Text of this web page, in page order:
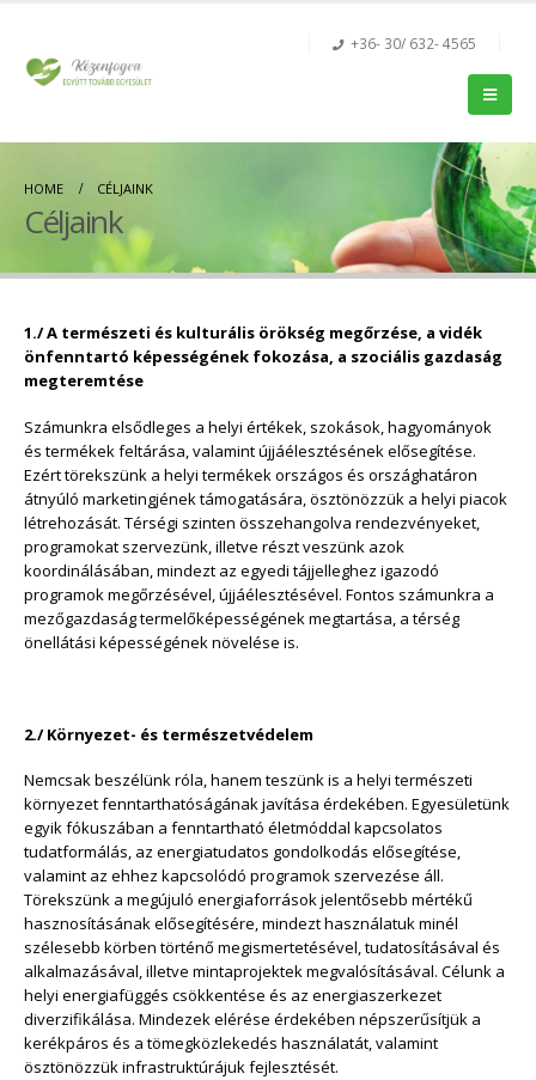
+36- 30/ 632- 4565
HOME CÉLJAINK
Céljaink
1./ A természeti és kulturális örökség megőrzése, a vidék
önfenntartó képességének fokozása, a szociális gazdaság
megteremtése
Számunkra elsődleges a helyi értékek, szokások, hagyományok
és termékek feltárása, valamint újjáélesztésének elősegítése.
Ezért törekszünk a helyi termékek országos és országhatáron
átnyúló marketingjének támogatására, ösztönözzük a helyi piacok
létrehozását. Térségi szinten összehangolva rendezvényeket,
programokat szervezünk, illetve részt veszünk azok
koordinálásában, mindezt az egyedi tájjelleghez igazodó
programok megőrzésével, újjáélesztésével. Fontos számunkra a
mezőgazdaság termelőképességének megtartása, a térség
önellátási képességének növelése is.
2./ Környezet- és természetvédelem
Nemcsak beszélünk róla, hanem teszünk is a helyi természeti
környezet fenntarthatóságának javítása érdekében. Egyesületünk
egyik fókuszában a fenntartható életmóddal kapcsolatos
tudatformálás, az energiatudatos gondolkodás elősegítése,
valamint az ehhez kapcsolódó programok szervezése áll.
Törekszünk a megújuló energiaforrások jelentősebb mértékű
hasznosításának elősegítésére, mindezt használatuk minél
szélesebb körben történő megismertetésével, tudatosításával és
alkalmazásával, illetve mintaprojektek megvalósításával. Célunk a
helyi energiafüggés csökkentése és az energiaszerkezet
diverzifikálása. Mindezek elérése érdekében népszerűsítjük a
kerékpáros és a tömegközlekedés használatát, valamint
ösztönözzük infrastruktúrájuk fejlesztését.